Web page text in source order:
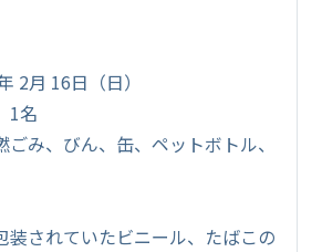
2月 16日（日）
1名
ごみ、びん、缶、ペットボトル、
装されていたビニール、たばこの